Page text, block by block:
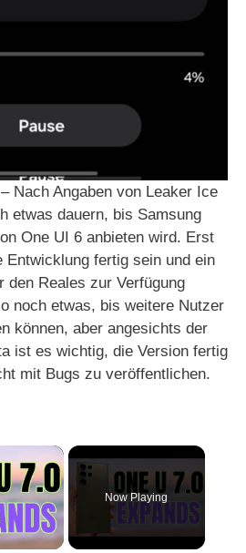
– Nach Angaben von Leaker Ice
etwas dauern, bis Samsung
One UI 6 anbieten wird. Erst
Entwicklung fertig sein und ein
den Reales zur Verfügung
noch etwas, bis weitere Nutzer
können, aber angesichts der
ist es wichtig, die Version fertig
mit Bugs zu veröffentlichen.
×
Video
Now Playing